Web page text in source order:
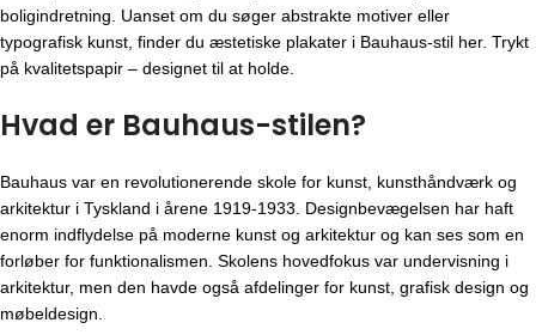
boligindretning. Uanset om du søger abstrakte motiver eller
typografisk kunst, finder du æstetiske plakater i Bauhaus-stil her. Trykt
på kvalitetspapir – designet til at holde.
Hvad er Bauhaus-stilen?
Bauhaus var en revolutionerende skole for kunst, kunsthåndværk og
arkitektur i Tyskland i årene 1919-1933. Designbevægelsen har haft
enorm indflydelse på moderne kunst og arkitektur og kan ses som en
forløber for funktionalismen. Skolens hovedfokus var undervisning i
arkitektur, men den havde også afdelinger for kunst, grafisk design og
møbeldesign.